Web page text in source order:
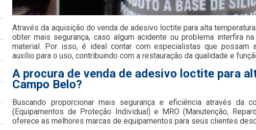
Através da aquisição do venda de adesivo loctite para alta
obter mais segurança, caso algum acidente ou problema interfira
material. Por isso, é ideal contar com especialistas que possam
auxílio para o uso, contribuindo com a restauração da qualidade e
A procura de venda de adesivo loctite para
Campo Belo?
Buscando proporcionar mais segurança e eficiência através da
(Equipamentos de Proteção Individual) e MRO (Manutenção,
oferece as melhores marcas de equipamentos para seus clientes